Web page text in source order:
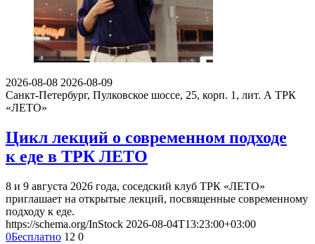
2026-08-08 2026-08-09
Санкт-Петербург, Пулковское шоссе, 25, корп. 1, лит. А ТРК
«ЛЕТО»
Цикл лекций о современном подходе
к еде в ТРК ЛЕТО
8 и 9 августа 2026 года, соседский клуб ТРК «ЛЕТО»
приглашает на открытые лекций, посвященные современному
подходу к еде.
https://schema.org/InStock 2026-08-04T13:23:00+03:00
0Бесплатно 12 0